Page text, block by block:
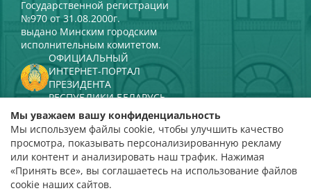
Государственной регистрации
№970 от 31.08.2000г.
выдано Минским городским
исполнительным комитетом.
ОФИЦИАЛЬНЫЙ
ИНТЕРНЕТ-ПОРТАЛ
ПРЕЗИДЕНТА
РЕСПУБЛИКИ БЕЛАРУСЬ
МИНИСТЕРСТВО КУЛЬТУРЫ
РЕСПУБЛИКИ БЕЛАРУСЬ
ПОРТАЛ
РЕЙТИНГОВОЙ ОЦЕНКИ
оценка 4,9
на основании 112 отзывов
Мы уважаем вашу конфиденциальность
Мы используем файлы cookie, чтобы улучшить качество
просмотра, показывать персонализированную рекламу
или контент и анализировать наш трафик. Нажимая
«Принять все», вы соглашаетесь на использование файлов
cookie наших сайтов.